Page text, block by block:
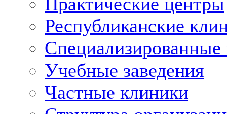
Республиканские
Учебные заведения
Частные клиники